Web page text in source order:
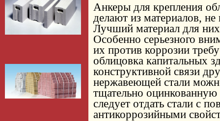
Анкеры для крепления
делают из материалов,
Лучший материал для
Особенно серьезного
их против коррозии
облицовка капитальных
конструктивной связи
нержавеющей стали
тщательно оцинкованную
следует отдать стали с
антикоррозийными